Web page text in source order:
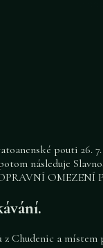
pouti 26.
následuje
Chudenic a